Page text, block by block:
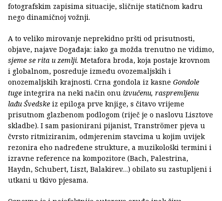
fotografskim zapisima situacije, sličnije statičnom kadru
nego dinamičnoj vožnji.
A to veliko mirovanje neprekidno pršti od prisutnosti,
objave, najave Događaja: iako ga možda trenutno ne vidimo,
sjeme se rita u zemlji. Metafora broda, koja postaje krovnom
i globalnom, posreduje između ovozemaljskih i
onozemaljskih krajnosti. Crna gondola iz kasne Gondole
tuge integrira na neki način onu izvučenu, raspremljenu
lađu Švedske iz epiloga prve knjige, s čitavo vrijeme
prisutnom glazbenom podlogom (riječ je o naslovu Lisztove
skladbe). I sam pasionirani pijanist, Tranströmer pjeva u
čvrsto ritmiziranim, odmjerenim stavcima u kojim uvijek
rezonira eho nadređene strukture, a muzikološki termini i
izravne reference na kompozitore (Bach, Palestrina,
Haydn, Schubert, Liszt, Balakirev…) obilato su zastupljeni i
utkani u tkivo pjesama.